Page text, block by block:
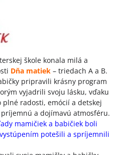
škole konala milá a
Dňa matiek – triedach A a B.
pripravili krásny program
vyjadrili svoju lásku, vďaku
radosti, emócií a detskej
a dojímavú atmosféru.
mamičiek a babičiek boli
potešili a spríjemnili